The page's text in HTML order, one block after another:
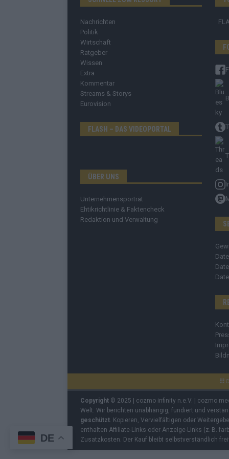
Nachrichten
Politik
Wirtschaft
Ratgeber
Wissen
Extra
Kommentar
Streams & Storys
Eurovision
FLASH – DAS VIDEOPORTAL
ÜBER UNS
Unternehmensporträt
Ehtikrichtlinie & Faktencheck
Redaktion und Verwaltung
Copyright © 2025 | cozmo infinity n.e.V. | cozmo
Welt. Wir berichten unabhängig, fundiert und
geschützt . Kopieren, Vervielfältigen oder
enthalten Affiliate-Links oder Anzeige-Links (z. B.
Zusatzkosten. Der Kauf bleibt selbstverständlich
DE